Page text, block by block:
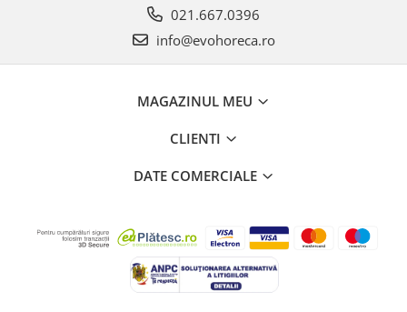
021.667.0396
info@evohoreca.ro
MAGAZINUL MEU
CLIENTI
DATE COMERCIALE